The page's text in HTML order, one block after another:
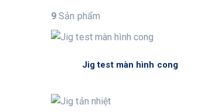
9 Sản phẩm
Jig test màn hình cong